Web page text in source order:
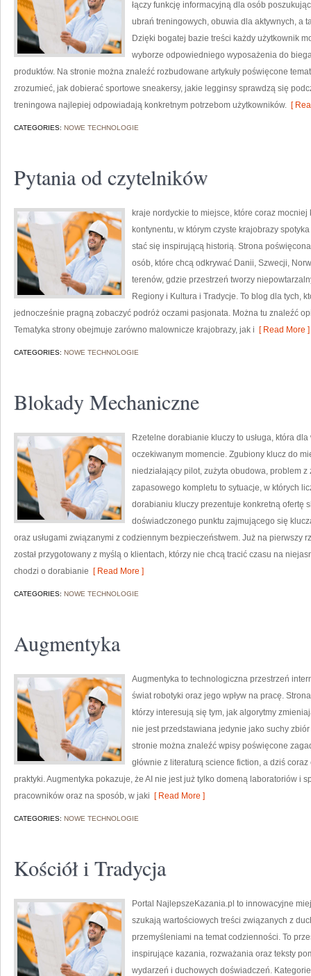
łączy funkcję informacyjną dla osób
ubrań treningowych, obuwia dla aktywnych, a
Dzięki bogatej bazie treści każdy użytkownik
wyborze odpowiedniego wyposażenia do
produktów. Na stronie można znaleźć rozbudowane artykuły poświęcone
zrozumieć, jak dobierać sportowe sneakersy, jakie legginsy sprawdzą się
treningowa najlepiej odpowiadają konkretnym potrzebom użytkowników. [
CATEGORIES: NOWE TECHNOLOGIE
Pytania od czytelników
kraje nordyckie to miejsce, które coraz
kontynentu, w którym czyste krajobrazy
stać się inspirującą historią. Strona
osób, które chcą odkrywać Danii, Szwecji,
terenów, gdzie przestrzeń tworzy
Regiony i Kultura i Tradycje. To blog dla tych,
jednocześnie pragną zobaczyć podróż oczami pasjonata. Można tu znaleźć
Tematyka strony obejmuje zarówno malownicze krajobrazy, jak i [ Read More ]
CATEGORIES: NOWE TECHNOLOGIE
Blokady Mechaniczne
Rzetelne dorabianie kluczy to usługa, która
oczekiwanym momencie. Zgubiony klucz do
niedziałający pilot, zużyta obudowa, problem
zapasowego kompletu to sytuacje, w których
dorabianiu kluczy prezentuje konkretną ofertę
doświadczonego punktu zajmującego się
oraz usługami związanymi z codziennym bezpieczeństwem. Już na pierwszy
został przygotowany z myślą o klientach, którzy nie chcą tracić czasu na
chodzi o dorabianie [ Read More ]
CATEGORIES: NOWE TECHNOLOGIE
Augmentyka
Augmentyka to technologiczna przestrzeń
świat robotyki oraz jego wpływ na pracę.
którzy interesują się tym, jak algorytmy
nie jest przedstawiana jedynie jako suchy
stronie można znaleźć wpisy poświęcone
głównie z literaturą science fiction, a dziś
praktyki. Augmentyka pokazuje, że AI nie jest już tylko domeną laboratoriów i
pracowników oraz na sposób, w jaki [ Read More ]
CATEGORIES: NOWE TECHNOLOGIE
Kościół i Tradycja
Portal NajlepszeKazania.pl to innowacyjne
szukają wartościowych treści związanych z
przemyśleniami na temat codzienności. To
inspirujące kazania, rozważania oraz teksty
wydarzeń i duchowych doświadczeń.